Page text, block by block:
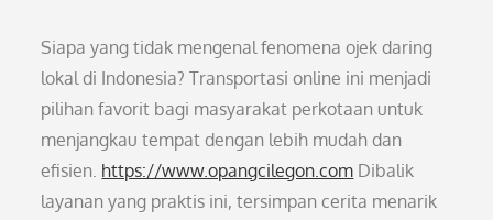
Siapa yang tidak mengenal fenomena ojek daring
lokal di Indonesia? Transportasi online ini menjadi
pilihan favorit bagi masyarakat perkotaan untuk
menjangkau tempat dengan lebih mudah dan
efisien. https://www.opangcilegon.com Dibalik
layanan yang praktis ini, tersimpan cerita menarik